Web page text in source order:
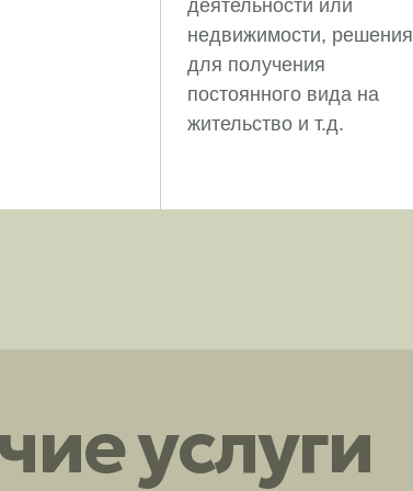
деятельности или
недвижимости, решения
для получения
постоянного вида на
жительство и т.д.
услуги